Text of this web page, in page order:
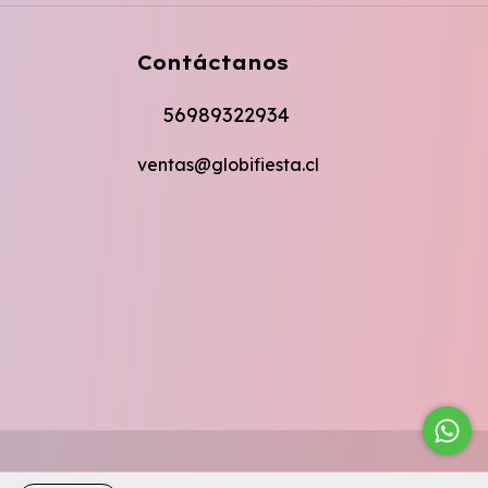
Contáctanos
56989322934
ventas@globifiesta.cl